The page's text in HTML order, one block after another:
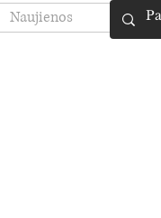
Naujienos